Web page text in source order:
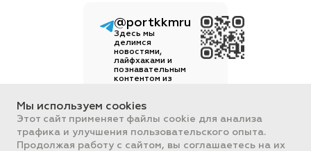
Вся информация, размещенная на
сайте, носит ознакомительный
характер и не является
публичной офертой,
@portkkmru
Здесь мы
делимся
новостями,
лайфхаками и
познавательным
контентом из
Мы используем cookies
Этот сайт применяет файлы cookie для анализа
трафика и улучшения пользовательского опыта.
Продолжая работу с сайтом, вы соглашаетесь на их